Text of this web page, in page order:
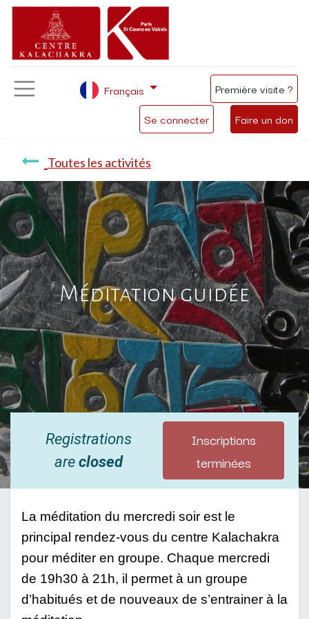
Se connecter Faire un don
Français Première visite ?
Toutes les activités
Méditation guidée
Registrations
areclosed
Inscriptions
terminées
La méditation du mercredi soir est le
principal rendez-vous du centre Kalachakra
pour méditer en groupe. Chaque mercredi
de 19h30 à 21h, il permet à un groupe
d’habitués et de nouveaux de s’entrainer à la